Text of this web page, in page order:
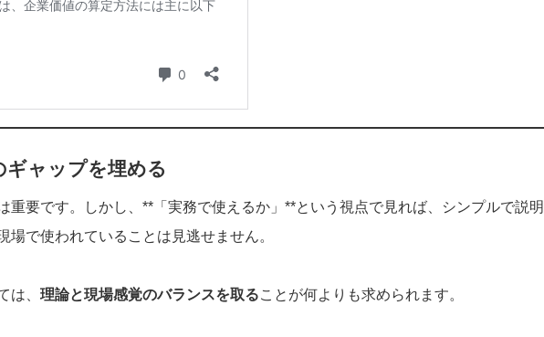
ャップを埋める
重要です。しかし、**「実務で使えるか」**という視点で見れば、シンプルで説
で使われていることは見逃せません。
は、 理論と現場感覚のバランスを取ることが何よりも求められます。